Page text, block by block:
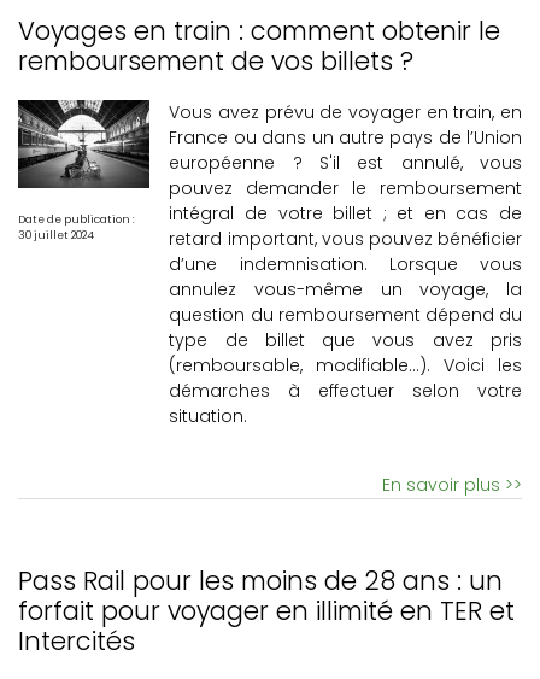
Voyages en train : comment obtenir le
remboursement de vos billets ?
Date de publication :
30 juillet 2024
Vous avez prévu de voyager en train, en
France ou dans un autre pays de l’Union
européenne ? S'il est annulé, vous
pouvez demander le remboursement
intégral de votre billet ; et en cas de
retard important, vous pouvez bénéficier
d’une indemnisation. Lorsque vous
annulez vous-même un voyage, la
question du remboursement dépend du
type de billet que vous avez pris
(remboursable, modifiable…). Voici les
démarches à effectuer selon votre
situation.
En savoir plus >>
Pass Rail pour les moins de 28 ans : un
forfait pour voyager en illimité en TER et
Intercités